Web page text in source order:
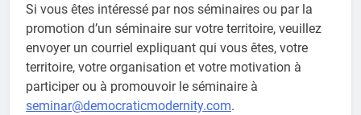
Si vous êtes intéressé par nos séminaires ou par la
promotion d’un séminaire sur votre territoire, veuillez
envoyer un courriel expliquant qui vous êtes, votre
territoire, votre organisation et votre motivation à
participer ou à promouvoir le séminaire à
seminar@democraticmodernity.com.